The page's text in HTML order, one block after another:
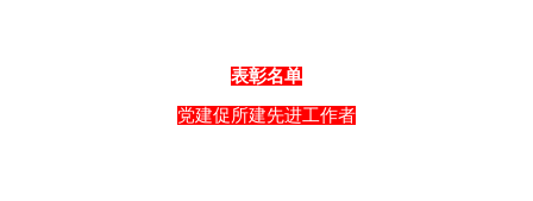
表彰名单
党建促所建先进工作者